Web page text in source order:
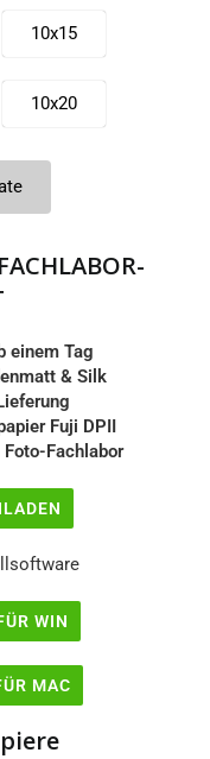
10x15
10x20
13x26
15x15
15x21
18x18
18x26
einem Tag
& Silk
Fuji DPII
Fachlabor
WIN
MAC